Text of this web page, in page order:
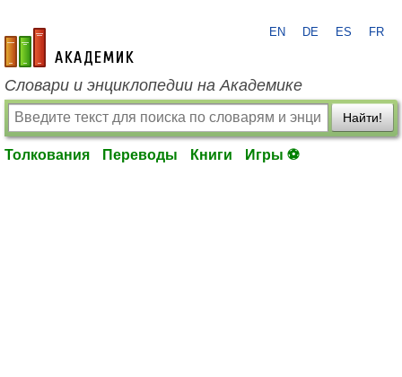
academic.ru
EN DE ES FR
Словари и энциклопедии на Академике
Найти!
Толкования Переводы Книги Игры ⚽